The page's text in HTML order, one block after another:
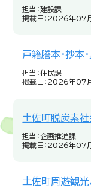
担当：建設課
掲載日：2026年07
戸籍謄本・抄本
担当：住民課
掲載日：2026年07
土佐町脱炭素
担当：企画推進課
掲載日：2026年07
土佐町周遊観